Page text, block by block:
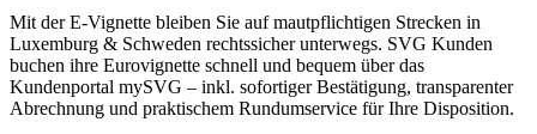
Mit der E-Vignette bleiben Sie auf mautpflichtigen Strecken in
Luxemburg & Schweden rechtssicher unterwegs. SVG Kunden
buchen ihre Eurovignette schnell und bequem über das
Kundenportal mySVG – inkl. sofortiger Bestätigung, transparenter
Abrechnung und praktischem Rundumservice für Ihre Disposition.